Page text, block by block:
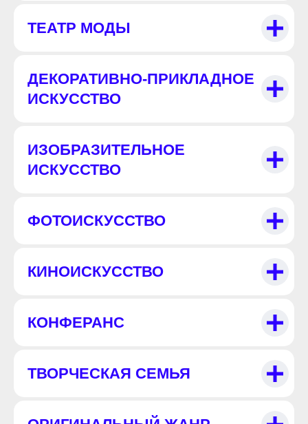
ТЕАТР МОДЫ
ДЕКОРАТИВНО-ПРИКЛАДНОЕ
ИСКУССТВО
ИЗОБРАЗИТЕЛЬНОЕ
ИСКУССТВО
ФОТОИСКУССТВО
КИНОИСКУССТВО
КОНФЕРАНС
ТВОРЧЕСКАЯ СЕМЬЯ